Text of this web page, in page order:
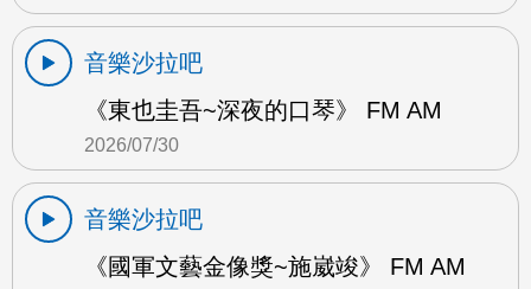
音樂沙拉吧
《東也圭吾~深夜的口琴》 FM AM
2026/07/30
音樂沙拉吧
《國軍文藝金像獎~施崴竣》 FM AM